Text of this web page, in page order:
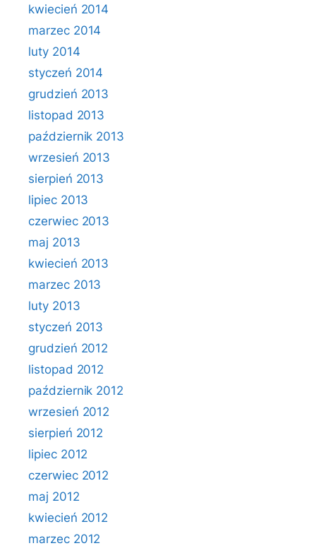
kwiecień 2014
marzec 2014
luty 2014
styczeń 2014
grudzień 2013
listopad 2013
październik 2013
wrzesień 2013
sierpień 2013
lipiec 2013
czerwiec 2013
maj 2013
kwiecień 2013
marzec 2013
luty 2013
styczeń 2013
grudzień 2012
listopad 2012
październik 2012
wrzesień 2012
sierpień 2012
lipiec 2012
czerwiec 2012
maj 2012
kwiecień 2012
marzec 2012